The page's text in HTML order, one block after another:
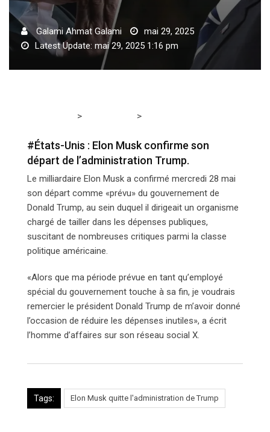
Galami Ahmat Galami
mai 29, 2025
Latest Update: mai 29, 2025 1:16 pm
> >
#États-Unis : Elon Musk confirme son
départ de l’administration Trump.
Le milliardaire Elon Musk a confirmé mercredi 28 mai
son départ comme «prévu» du gouvernement de
Donald Trump, au sein duquel il dirigeait un organisme
chargé de tailler dans les dépenses publiques,
suscitant de nombreuses critiques parmi la classe
politique américaine.
«Alors que ma période prévue en tant qu’employé
spécial du gouvernement touche à sa fin, je voudrais
remercier le président Donald Trump de m’avoir donné
l’occasion de réduire les dépenses inutiles», a écrit
l’homme d’affaires sur son réseau social X.
Tags: Elon Musk quitte l'administration de Trump